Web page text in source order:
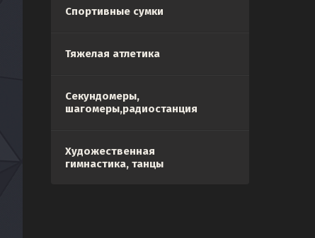
Спортивные сумки
Тяжелая атлетика
Секундомеры,
шагомеры,радиостанция
Художественная
гимнастика, танцы